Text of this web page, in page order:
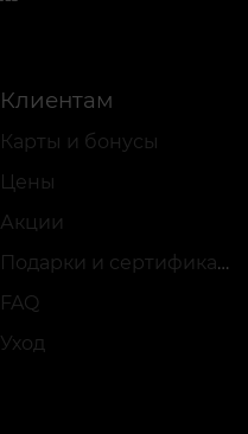
Клиентам
Карты и бонусы
Цены
Акции
Подарки и сертификаты
FAQ
Уход